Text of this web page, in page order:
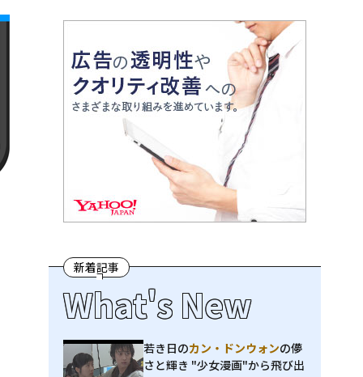
新着記事
What's New
若き日のカン・ドンウォンの儚
さと輝き "少女漫画"から飛び出